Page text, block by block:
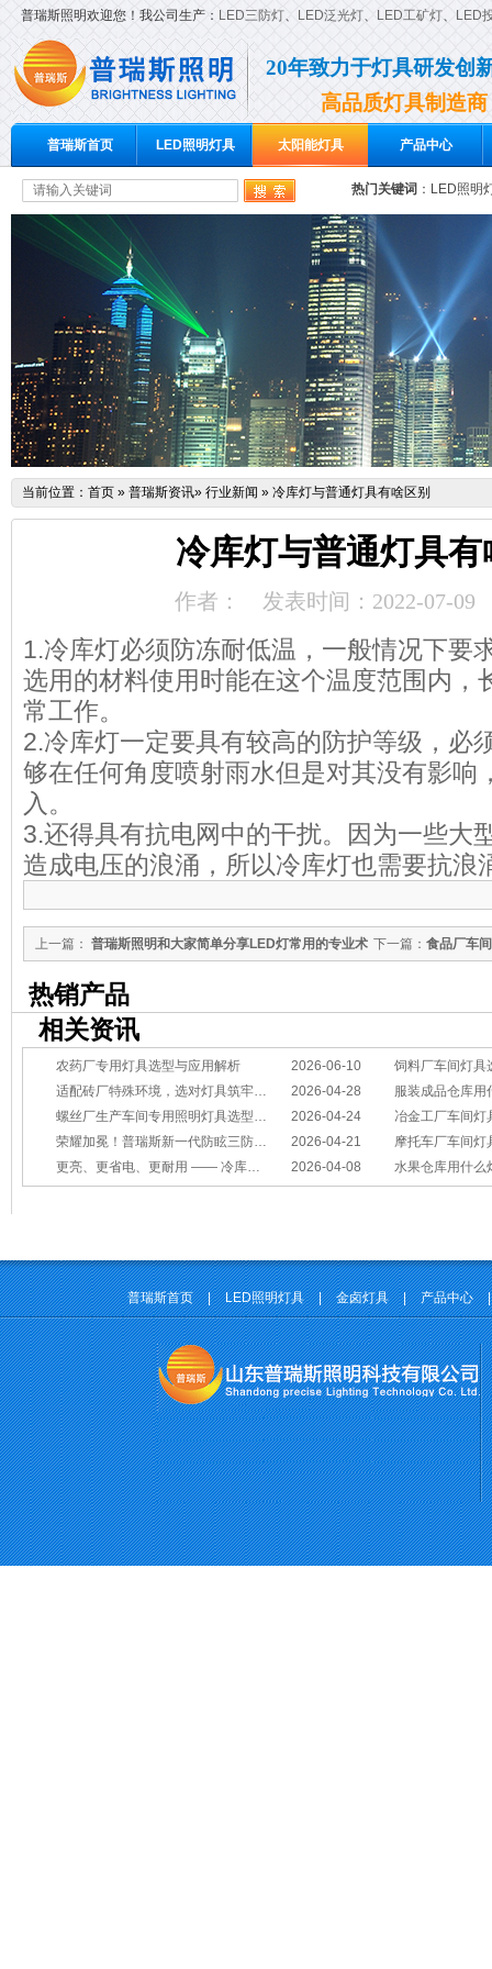
普瑞斯照明欢迎您！我公司生产： LED三防灯、 LED泛光灯、 LED工矿灯、 LED
20年致力于灯具研发创
高品质灯具制造商
普瑞斯首页 LED照明灯具 太阳能灯具 产品中心
热门关键词 ： LED照明
当前位置： 首页 » 普瑞斯资讯» 行业新闻 » 冷库灯与普通灯具有啥区别
冷库灯与普通灯具有
作者： 发表时间：2022-07-09
1.冷库灯必须防冻耐低温，一般情况下
选用的材料使用时能在这个温度范围内，
常工作。
2.冷库灯一定要具有较高的防护等级，必
够在任何角度喷射雨水但是对其没有影响
入。
3.还得具有抗电网中的干扰。因为一些大
造成电压的浪涌，所以冷库灯也需要抗浪
下一篇： 食品厂车
上一篇： 普瑞斯照明和大家简单分享LED灯常用的专业术
语有哪些?
热销产品
相关资讯
2026-06-10
农药厂专用灯具选型与应用解析
饲料厂车间灯具
2026-04-28
适配砖厂特殊环境，选对灯具筑牢生产安全线
服装成品仓库用
2026-04-24
螺丝厂生产车间专用照明灯具选型方案
冶金工厂车间灯具选型指南：
2026-04-21
荣耀加冕！普瑞斯新一代防眩三防灯BC-L斩获2026阿拉丁神灯奖
摩托车厂车间灯具怎么选？
2026-04-08
更亮、更省电、更耐用 —— 冷库照明优选 水果仓库用什么
普瑞斯首页 | LED照明灯具 | 金卤灯具 | 产品中心 |